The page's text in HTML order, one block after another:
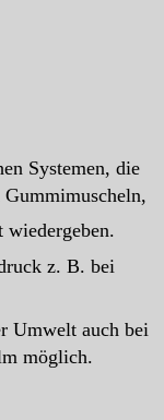
Systemen, die
Gummimuscheln,
wiedergeben.
z. B. bei
Umwelt auch bei
möglich.